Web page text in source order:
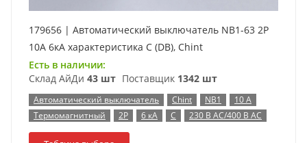
179656 | Автоматический выключатель NB1-63 2P
10А 6кА характеристика C (DB), Chint
Есть в наличии:
Склад АйДи 43 шт Поставщик 1342 шт
Автоматический выключатель Chint NB1
10 А
Термомагнитный
2P 6 кА C 230 В AC/400 В AC